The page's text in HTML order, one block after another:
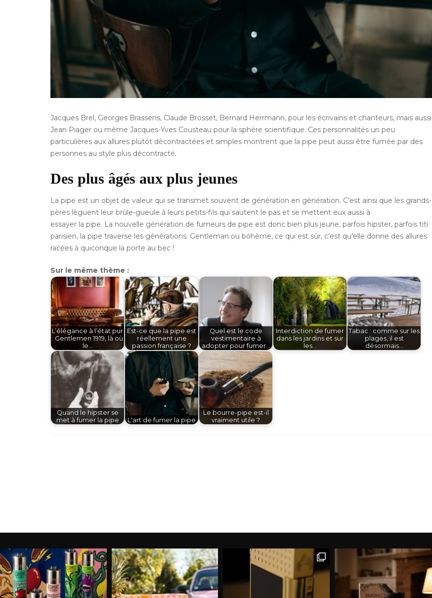
Jacques Brel, Georges Brassens, Claude Brosset, Bernard Herrmann, pour les écrivains et chanteurs, mais aussi
Jean Piager ou même Jacques-Yves Cousteau pour la sphère scientifique. Ces personnalités un peu
particulières aux allures plutôt décontractées et simples montrent que la pipe peut aussi être fumée par des
personnes au style plus décontracté.
Des plus âgés aux plus jeunes
La pipe est un objet de valeur qui se transmet souvent de génération en génération. C’est ainsi que les grands-
pères lèguent leur brûle-gueule à leurs petits-fils qui sautent le pas et se mettent eux aussi à
essayer la pipe. La nouvelle génération de fumeurs de pipe est donc bien plus jeune, parfois hipster, parfois titi
parisien, la pipe traverse les générations. Gentleman ou bohème, ce qui est sûr, c’est qu’elle donne des allures
racées à quiconque la porte au bec !
Sur le même thème :
L’élégance à l’état pur
: Gentlemen 1919, là où
le…
Est-ce que la pipe est
réellement une
passion française ?
Quel est le code
vestimentaire à
adopter pour fumer…
Interdiction de fumer
dans les jardins et sur
les…
Tabac : comme sur les
plages, il est
désormais…
Quand le hipster se
met à fumer la pipe
L'art de fumer la pipe
Le bourre-pipe est-il
vraiment utile ?